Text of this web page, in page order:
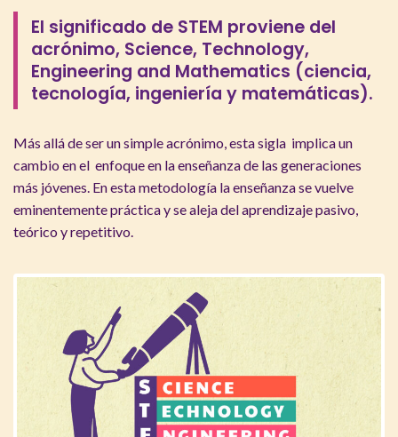
El significado de STEM proviene del
acrónimo, Science, Technology,
Engineering and Mathematics (ciencia,
tecnología, ingeniería y matemáticas).
Más allá de ser un simple acrónimo, esta sigla implica un
cambio en el enfoque en la enseñanza de las generaciones
más jóvenes. En esta metodología la enseñanza se vuelve
eminentemente práctica y se aleja del aprendizaje pasivo,
teórico y repetitivo.